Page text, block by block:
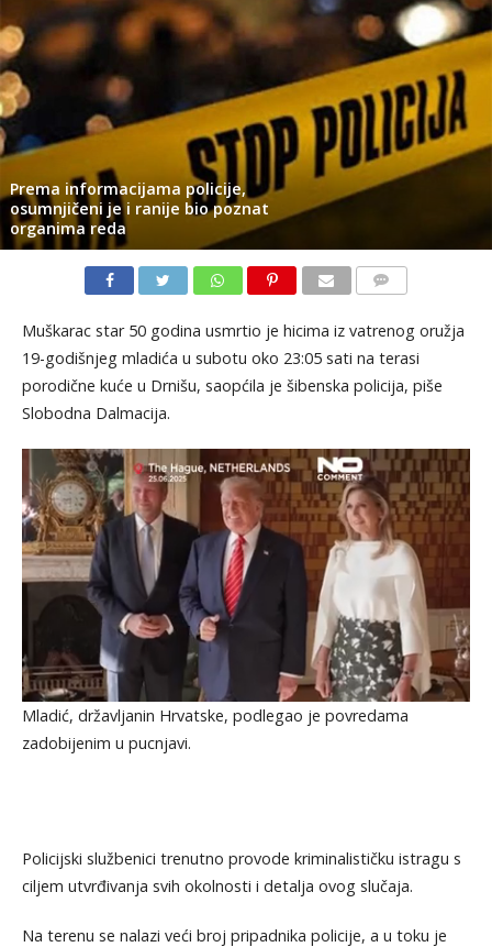
Prema informacijama policije,
osumnjičeni je i ranije bio poznat
organima reda
Muškarac star 50 godina usmrtio je hicima iz vatrenog oružja
19-godišnjeg mladića u subotu oko 23:05 sati na terasi
porodične kuće u Drnišu, saopćila je šibenska policija, piše
Slobodna Dalmacija.
Mladić, državljanin Hrvatske, podlegao je povredama
zadobijenim u pucnjavi.
Policijski službenici trenutno provode kriminalističku istragu s
ciljem utvrđivanja svih okolnosti i detalja ovog slučaja.
Na terenu se nalazi veći broj pripadnika policije, a u toku je